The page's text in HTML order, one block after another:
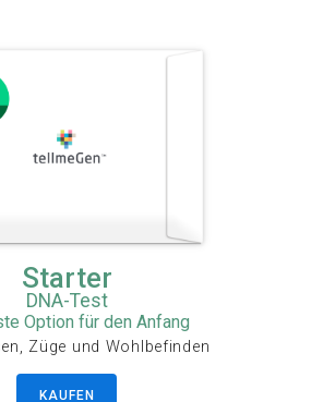
Starter
DNA-Test
Option für den Anfang
Züge und Wohlbefinden
KAUFEN